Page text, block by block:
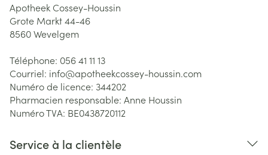
Apotheek Cossey-Houssin
Grote Markt 44-46
8560Wevelgem
Téléphone: 056 41 11 13
Courriel: info@apotheekcossey-houssin.com
Numéro de licence: 344202
Pharmacien responsable: Anne Houssin
Numéro TVA: BE0438720112
Service à la clientèle